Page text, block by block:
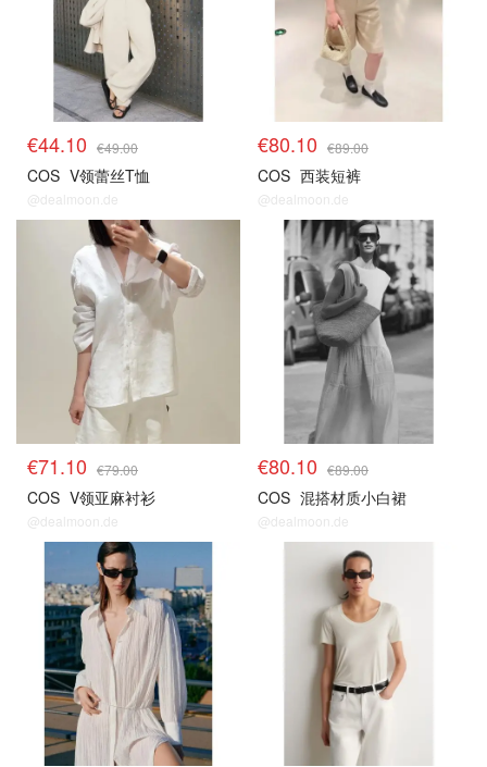
€44.10 €49.00
COS V领蕾丝T恤
@dealmoon.de
€80.10 €89.00
COS 西装短裤
@dealmoon.de
€71.10 €79.00
COS V领亚麻衬衫
@dealmoon.de
€80.10 €89.00
COS 混搭材质小白裙
@dealmoon.de